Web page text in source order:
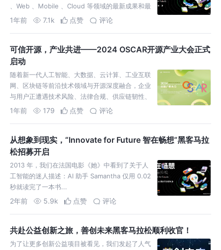
、Web 、Mobile 、Cloud 等领域的最新成果和最
佳实践
1年前 7.1k 点赞 评论
可信开源，产业共进——2024 OSCAR开源产业大会正式
启动
随着新一代人工智能、大数据、云计算、工业互联
网、区块链等前沿技术领域与开源深度融合，企业
与用户正遭遇技术风险、法律合规、供应链韧性、
人才短缺等多重挑战。在此背景下，各地方政府如
1年前 179 点赞 评论
从想象到现实，“Innovate for Future 智在畅想”黑客马拉
松招募开启
2013 年，我们在法国电影《她》中看到了关于人
工智能的迷人描述：AI 助手 Samantha 仅用 0.02
秒就读完了一本书...
2年前 5.9k 点赞 评论
共赴公益创新之旅，善创未来黑客马拉松顺利收官！
为了让更多创新公益项目被看见，我们发起了人气